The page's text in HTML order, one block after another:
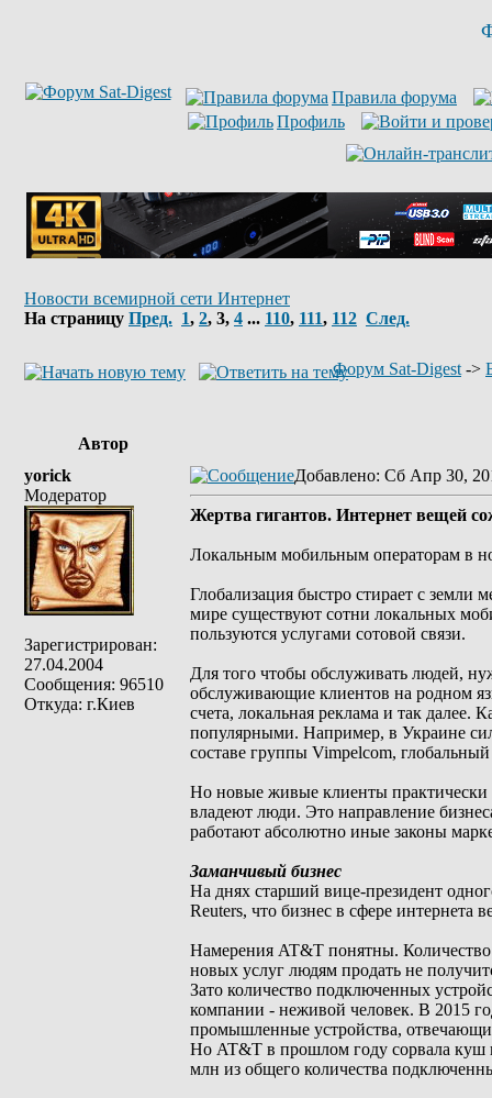
Правила форума
Профиль
Новости всемирной сети Интернет
На страницу Пред. 1, 2, 3, 4 ... 110, 111, 112 След.
Форум Sat-Digest ->
Автор
yorick
Модератор
Зарегистрирован:
27.04.2004
Сообщения: 96510
Откуда: г.Киев
Добавлено: Сб Апр 30,
Жертва гигантов. Интернет вещей
Локальным мобильным операторам в
Глобализация быстро стирает с
мире существуют сотни локальных
пользуются услугами сотовой связи.
Для того чтобы обслуживать людей,
обслуживающие клиентов на родном
счета, локальная реклама и так далее.
популярными. Например, в Украине
составе группы Vimpelcom,
Но новые живые клиенты практически
владеют люди. Это направление
работают абсолютно иные законы
Заманчивый бизнес
На днях старший вице-президент
Reuters, что бизнес в сфере
Намерения AT&T понятны.
новых услуг людям продать не
Зато количество подключенных
компании - неживой человек. В 2015
промышленные устройства,
Но AT&T в прошлом году сорвала куш
млн из общего количества